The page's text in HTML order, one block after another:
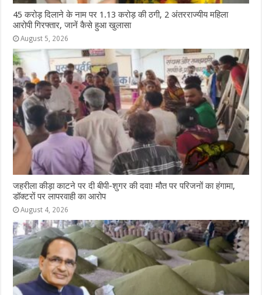
45 करोड़ दिलाने के नाम पर 1.13 करोड़ की ठगी, 2 अंतरराज्यीय महिला
आरोपी गिरफ्तार, जानें कैसे हुआ खुलासा
August 5, 2026
जहरीला कीड़ा काटने पर दी बीपी-शुगर की दवा! मौत पर परिजनों का हंगामा,
डॉक्टरों पर लापरवाही का आरोप
August 4, 2026